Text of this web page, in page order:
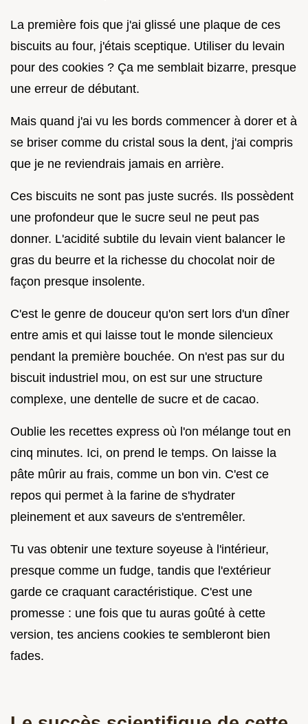
La première fois que j'ai glissé une plaque de ces
biscuits au four, j'étais sceptique. Utiliser du levain
pour des cookies ? Ça me semblait bizarre, presque
une erreur de débutant.
Mais quand j'ai vu les bords commencer à dorer et à
se briser comme du cristal sous la dent, j'ai compris
que je ne reviendrais jamais en arrière.
Ces biscuits ne sont pas juste sucrés. Ils possèdent
une profondeur que le sucre seul ne peut pas
donner. L'acidité subtile du levain vient balancer le
gras du beurre et la richesse du chocolat noir de
façon presque insolente.
C'est le genre de douceur qu'on sert lors d'un dîner
entre amis et qui laisse tout le monde silencieux
pendant la première bouchée. On n'est pas sur du
biscuit industriel mou, on est sur une structure
complexe, une dentelle de sucre et de cacao.
Oublie les recettes express où l'on mélange tout en
cinq minutes. Ici, on prend le temps. On laisse la
pâte mûrir au frais, comme un bon vin. C'est ce
repos qui permet à la farine de s'hydrater
pleinement et aux saveurs de s'entremêler.
Tu vas obtenir une texture soyeuse à l'intérieur,
presque comme un fudge, tandis que l'extérieur
garde ce craquant caractéristique. C'est une
promesse : une fois que tu auras goûté à cette
version, tes anciens cookies te sembleront bien
fades.